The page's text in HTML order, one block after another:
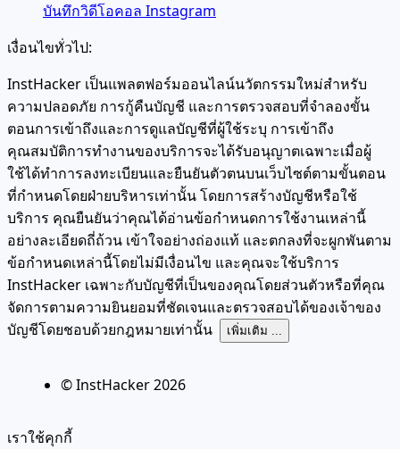
บันทึกวิดีโอคอล Instagram
เงื่อนไขทั่วไป:
InstHacker เป็นแพลตฟอร์มออนไลน์นวัตกรรมใหม่สำหรับ
ความปลอดภัย การกู้คืนบัญชี และการตรวจสอบที่จำลองขั้น
ตอนการเข้าถึงและการดูแลบัญชีที่ผู้ใช้ระบุ การเข้าถึง
คุณสมบัติการทำงานของบริการจะได้รับอนุญาตเฉพาะเมื่อผู้
ใช้ได้ทำการลงทะเบียนและยืนยันตัวตนบนเว็บไซต์ตามขั้นตอน
ที่กำหนดโดยฝ่ายบริหารเท่านั้น โดยการสร้างบัญชีหรือใช้
บริการ คุณยืนยันว่าคุณได้อ่านข้อกำหนดการใช้งานเหล่านี้
อย่างละเอียดถี่ถ้วน เข้าใจอย่างถ่องแท้ และตกลงที่จะผูกพันตาม
ข้อกำหนดเหล่านี้โดยไม่มีเงื่อนไข และคุณจะใช้บริการ
InstHacker เฉพาะกับบัญชีที่เป็นของคุณโดยส่วนตัวหรือที่คุณ
จัดการตามความยินยอมที่ชัดเจนและตรวจสอบได้ของเจ้าของ
บัญชีโดยชอบด้วยกฎหมายเท่านั้น
เพิ่มเติม ...
© InstHacker2026
เราใช้คุกกี้